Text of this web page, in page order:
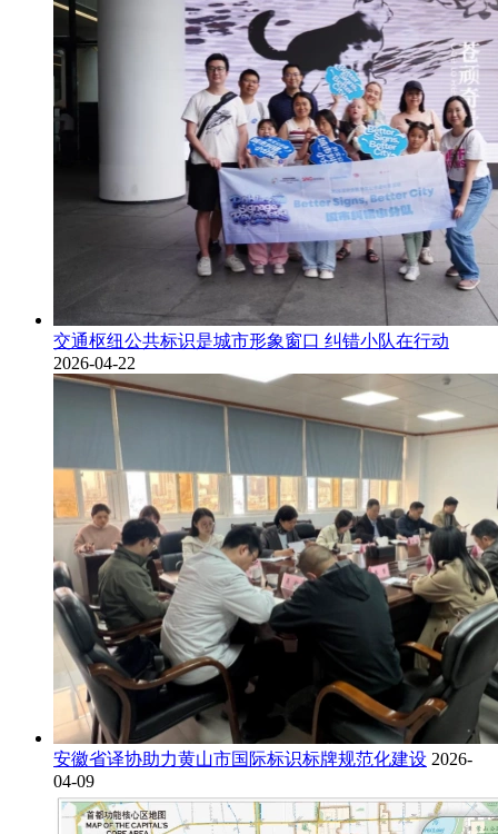
交通枢纽公共标识是城市形象窗口 纠错小队在行动
2026-04-22
安徽省译协助力黄山市国际标识标牌规范化建设 2026-
04-09